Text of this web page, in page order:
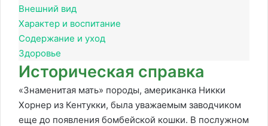
Внешний вид
Характер и воспитание
Содержание и уход
Здоровье
Историческая справка
«Знаменитая мать» породы, американка Никки
Хорнер из Кентукки, была уважаемым заводчиком
еще до появления бомбейской кошки. В послужном